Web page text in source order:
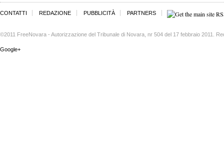
CONTATTI REDAZIONE PUBBLICITÀ PARTNERS
©2011 FreeNovara - Autorizzazione del Tribunale di Novara, nr 504 del 17 febbraio 2011.
Google+